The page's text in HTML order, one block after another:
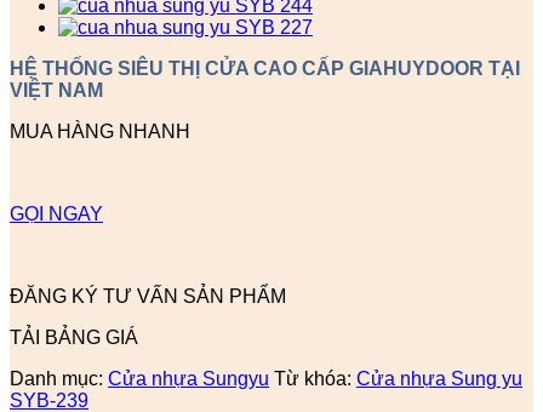
HỆ THỐNG SIÊU THỊ CỬA CAO CẤP GIAHUYDOOR TẠI
VIỆT NAM
MUA HÀNG NHANH
GỌI NGAY
ĐĂNG KÝ TƯ VẤN SẢN PHẨM
TẢI BẢNG GIÁ
Danh mục: Cửa nhựa Sungyu Từ khóa: Cửa nhựa Sung yu
SYB-239